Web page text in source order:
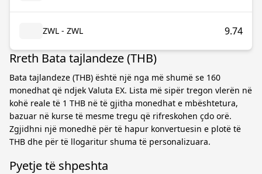
ZWL - ZWL 9.74
Rreth Bata tajlandeze (THB)
Bata tajlandeze (THB) është një nga më shumë se 160
monedhat që ndjek Valuta EX. Lista më sipër tregon vlerën në
kohë reale të 1 THB në të gjitha monedhat e mbështetura,
bazuar në kurse të mesme tregu që rifreskohen çdo orë.
Zgjidhni një monedhë për të hapur konvertuesin e plotë të
THB dhe për të llogaritur shuma të personalizuara.
Pyetje të shpeshta